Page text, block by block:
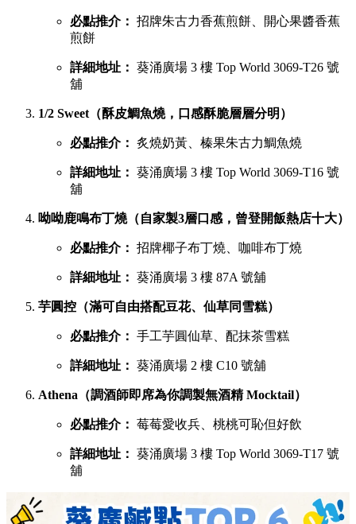
葵廣最強甜品 TOP 6 排行榜
薦的六大甜點名單：
鳩戟（梳乎厘充滿空氣感，入口即化）
必點推介： Pistachio開心果、超低糖質伯爵茶
詳細地址： 葵涌廣場 3 樓 87B 號舖
必點推介：招牌朱古力香蕉煎餅、開心果醬香蕉